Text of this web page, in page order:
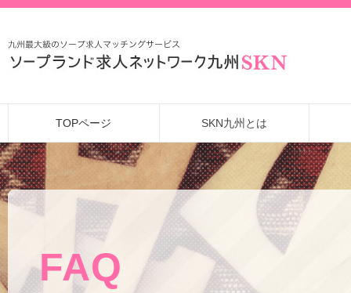
TOPページ SKN九州とは
SKN九州の取り組み
メリットのご紹介
よくあるご質問 ご利
FAQ